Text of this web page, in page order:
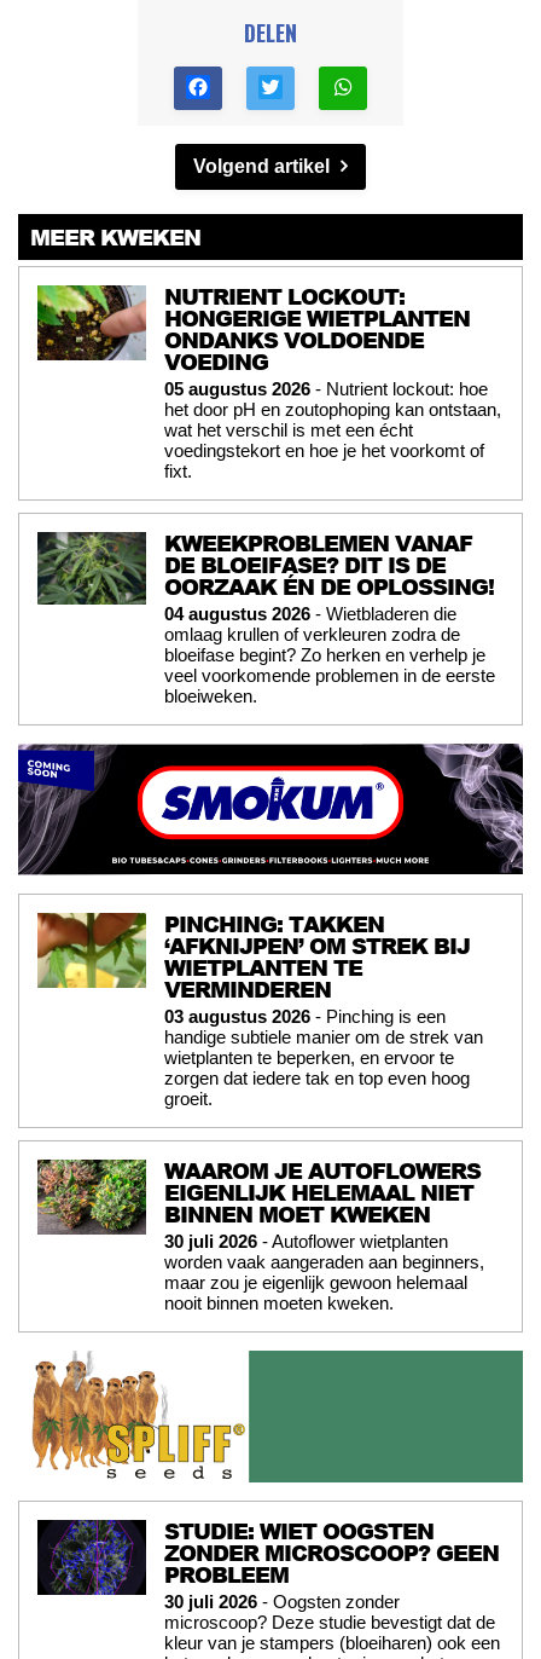
DELEN
Volgend artikel
MEER KWEKEN
NUTRIENT LOCKOUT:
HONGERIGE WIETPLANTEN
ONDANKS VOLDOENDE
VOEDING
05 augustus 2026 - Nutrient lockout: hoe
het door pH en zoutophoping kan ontstaan,
wat het verschil is met een écht
voedingstekort en hoe je het voorkomt of
fixt.
KWEEKPROBLEMEN VANAF
DE BLOEIFASE? DIT IS DE
OORZAAK ÉN DE OPLOSSING!
04 augustus 2026 - Wietbladeren die
omlaag krullen of verkleuren zodra de
bloeifase begint? Zo herken en verhelp je
veel voorkomende problemen in de eerste
bloeiweken.
PINCHING: TAKKEN
‘AFKNIJPEN’ OM STREK BIJ
WIETPLANTEN TE
VERMINDEREN
03 augustus 2026 - Pinching is een
handige subtiele manier om de strek van
wietplanten te beperken, en ervoor te
zorgen dat iedere tak en top even hoog
groeit.
WAAROM JE AUTOFLOWERS
EIGENLIJK HELEMAAL NIET
BINNEN MOET KWEKEN
30 juli 2026 - Autoflower wietplanten
worden vaak aangeraden aan beginners,
maar zou je eigenlijk gewoon helemaal
nooit binnen moeten kweken.
STUDIE: WIET OOGSTEN
ZONDER MICROSCOOP? GEEN
PROBLEEM
30 juli 2026 - Oogsten zonder
microscoop? Deze studie bevestigt dat de
kleur van je stampers (bloeiharen) ook een